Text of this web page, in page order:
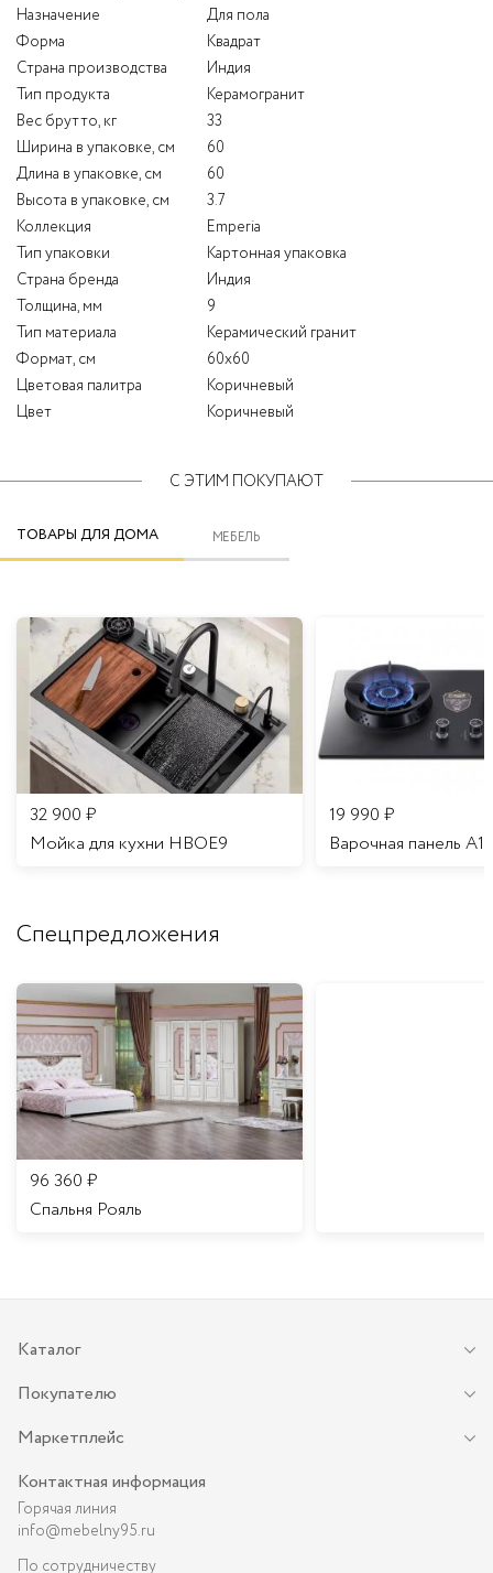
Назначение
Для пола
Форма
Квадрат
Страна производства
Индия
Тип продукта
Керамогранит
Вес брутто, кг
33
Ширина в упаковке, см
60
Длина в упаковке, см
60
Высота в упаковке, см
3.7
Коллекция
Emperia
Тип упаковки
Картонная упаковка
Страна бренда
Индия
Толщина, мм
9
Тип материала
Керамический гранит
Формат, см
60x60
Цветовая палитра
Коричневый
Цвет
Коричневый
С ЭТИМ ПОКУПАЮТ
ТОВАРЫ ДЛЯ ДОМА МЕБЕЛЬ
32 900 ₽
Мойка для кухни HBOE9
19 990 ₽
Варочная панель A16
Спецпредложения
96 360 ₽
Спальня Рояль
Каталог
Покупателю
Маркетплейс
Контактная информация
Горячая линия
info@mebelny95.ru
По сотрудничеству